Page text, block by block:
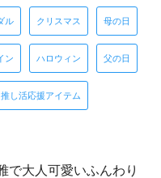
ル クリスマス 母の日
ン ハロウィン 父の日
推し活応援アイテム
で大人可愛いふんわり